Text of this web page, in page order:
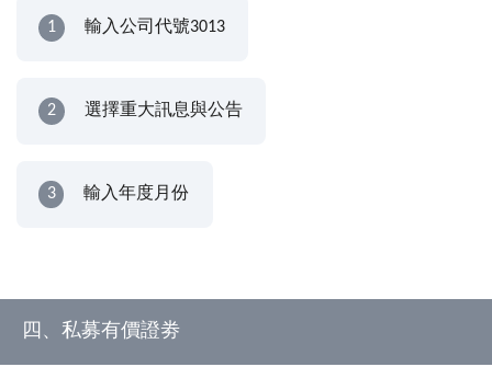
1 輸入公司代號3013
2 選擇重大訊息與公告
3 輸入年度月份
四、私募有價證劵